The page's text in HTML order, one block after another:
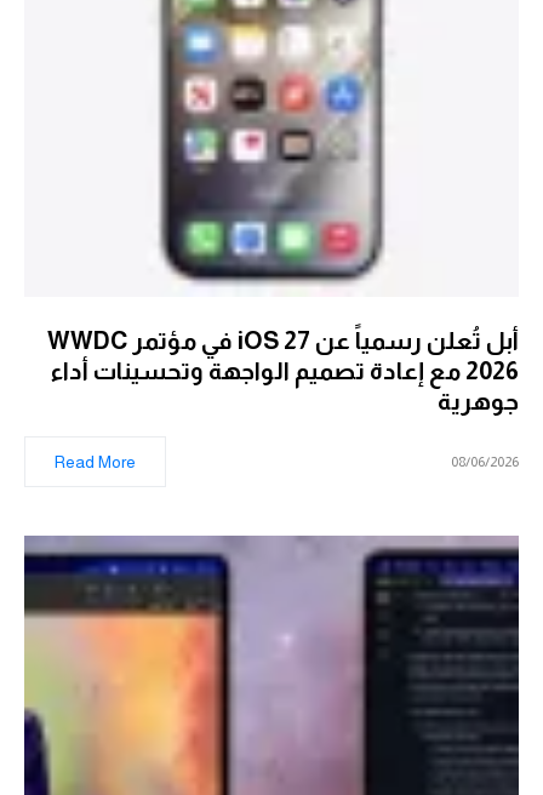
أبل تُعلن رسمياً عن iOS 27 في مؤتمر WWDC
2026 مع إعادة تصميم الواجهة وتحسينات أداء
جوهرية
08/06/2026
Read More